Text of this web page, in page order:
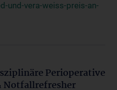
und-vera-weiss-preis-an-
Perioperative
Notfallrefresher